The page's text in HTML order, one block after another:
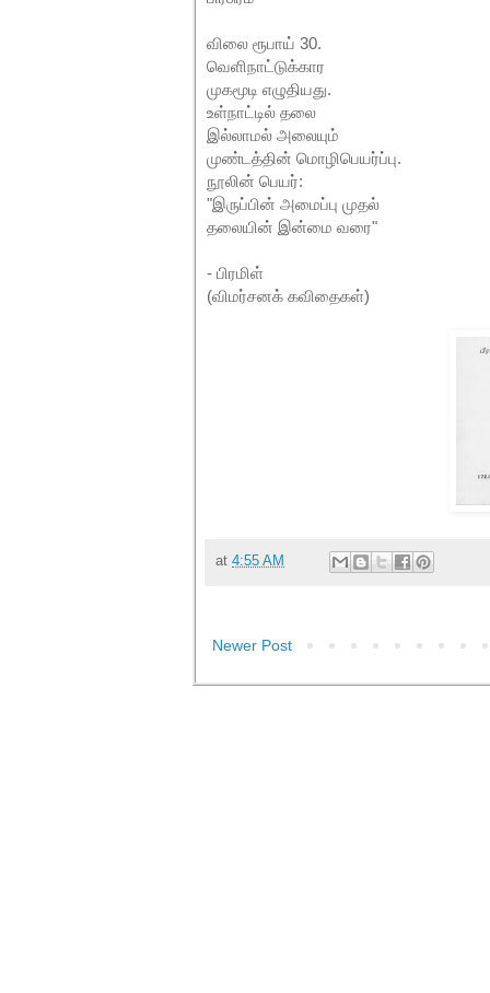
விலை ரூபாய் 30.
வெளிநாட்டுக்கார
முகமூடி எழுதியது.
உள்நாட்டில் தலை
இல்லாமல் அலையும்
முண்டத்தின் மொழிபெயர்ப்பு.
நூலின் பெயர்:
"இருப்பின் அமைப்பு முதல்
தலையின் இன்மை வரை"
- பிரமிள்
(விமர்சனக் கவிதைகள்)
at 4:55 AM
Newer Post